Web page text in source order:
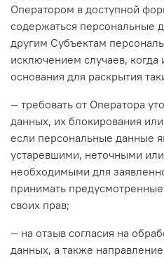
Оператором в доступной
содержаться персональные
другим Субъектам
исключением случаев,
основания для раскрытия
— требовать от Оператора
данных, их блокирования
если персональные данные
устаревшими, неточными
необходимыми для
принимать
своих прав;
— на отзыв согласия на
данных, а также